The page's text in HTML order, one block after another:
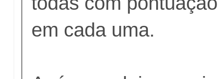
em cada uma.